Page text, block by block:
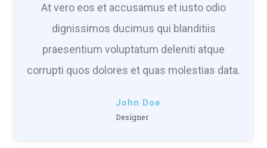
At vero eos et accusamus et iusto odio
dignissimos ducimus qui blanditiis
praesentium voluptatum deleniti atque
corrupti quos dolores et quas molestias data.
John Doe
Designer